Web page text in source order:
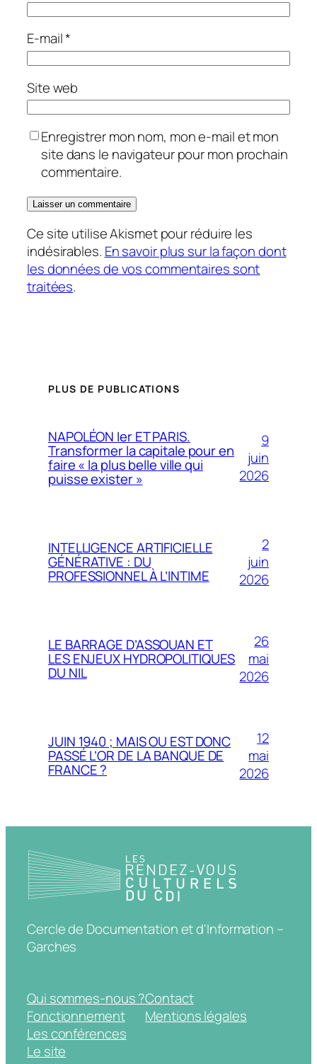
E-mail*
Site web
Enregistrer mon nom, mon e-mail et mon
site dans le navigateur pour mon prochain
commentaire.
Ce site utilise Akismet pour réduire les
indésirables. En savoir plus sur la façon dont
les données de vos commentaires sont
traitées.
PLUS DE PUBLICATIONS
NAPOLÉON Ier ET PARIS.
Transformer la capitale pour en
faire « la plus belle ville qui
puisse exister »
9
juin
2026
INTELLIGENCE ARTIFICIELLE
GÉNÉRATIVE : DU
PROFESSIONNEL À L’INTIME
2
juin
2026
LE BARRAGE D’ASSOUAN ET
LES ENJEUX HYDROPOLITIQUES
DU NIL
26
mai
2026
JUIN 1940 ; MAIS OU EST DONC
PASSÉ L’OR DE LA BANQUE DE
FRANCE ?
12
mai
2026
Cercle de Documentation et d'Information –
Garches
Qui sommes-nous ?
Fonctionnement
Les conférences
Le site
Contact
Mentions légales